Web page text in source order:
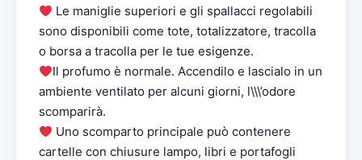
Le maniglie superiori e gli spallacci regolabili
sono disponibili come tote, totalizzatore, tracolla
o borsa a tracolla per le tue esigenze.
Il profumo è normale. Accendilo e lascialo in un
ambiente ventilato per alcuni giorni, l\\\’odore
scomparirà.
Uno scomparto principale può contenere
cartelle con chiusure lampo, libri e portafogli